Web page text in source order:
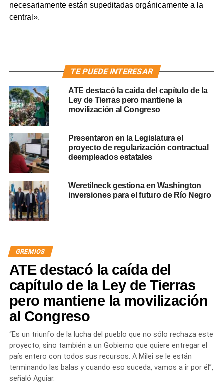
necesariamente están supeditadas orgánicamente a la
central».
TE PUEDE INTERESAR
ATE destacó la caída del capítulo de la
Ley de Tierras pero mantiene la
movilización al Congreso
Presentaron en la Legislatura el
proyecto de regularización contractual
deempleados estatales
Weretilneck gestiona en Washington
inversiones para el futuro de Río Negro
GREMIOS
ATE destacó la caída del
capítulo de la Ley de Tierras
pero mantiene la movilización
al Congreso
“Es un triunfo de la lucha del pueblo que no sólo rechaza este
proyecto, sino también a un Gobierno que quiere entregar el
país entero con todos sus recursos. A Milei se le están
terminando las balas y cuando eso suceda, vamos a ir por él”,
señaló Aguiar.